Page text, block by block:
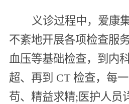
义诊过程中，爱康
不紊地开展各项检查服
血压等基础检查，到内
超、再到 CT 检查，每
苟、精益求精;医护人员